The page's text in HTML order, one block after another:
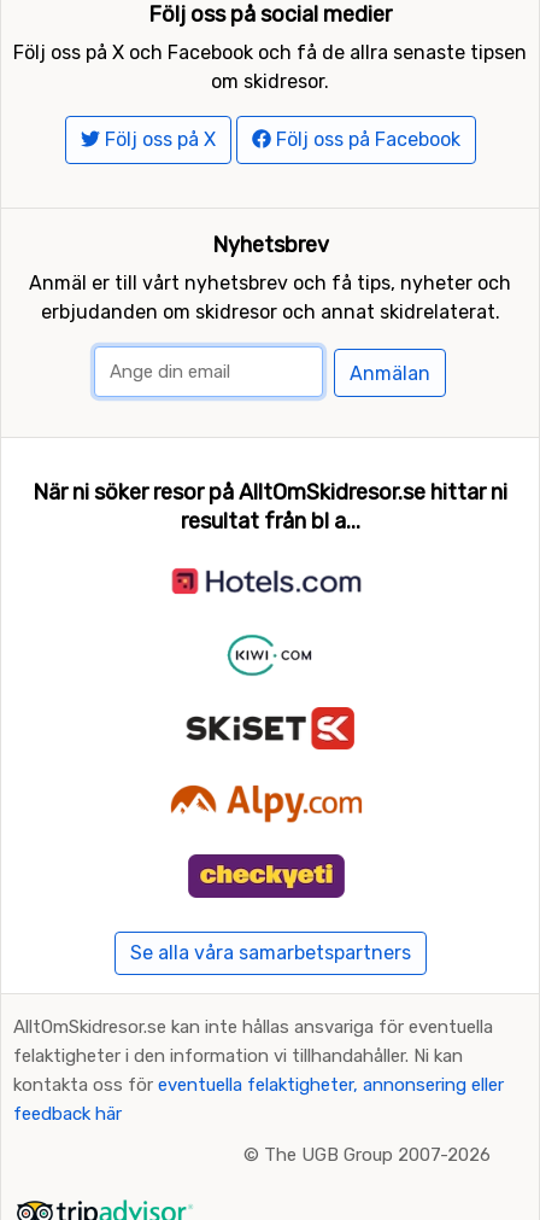
Följ oss på social medier
Följ oss på X och Facebook och få de allra senaste tipsen
om skidresor.
Följ oss på X Följ oss på Facebook
Nyhetsbrev
Anmäl er till vårt nyhetsbrev och få tips, nyheter och
erbjudanden om skidresor och annat skidrelaterat.
Anmälan
När ni söker resor på AlltOmSkidresor.se hittar ni
resultat från bl a...
Se alla våra samarbetspartners
AlltOmSkidresor.se kan inte hållas ansvariga för eventuella
felaktigheter i den information vi tillhandahåller. Ni kan
kontakta oss för eventuella felaktigheter, annonsering eller
feedback här
© The UGB Group 2007-2026